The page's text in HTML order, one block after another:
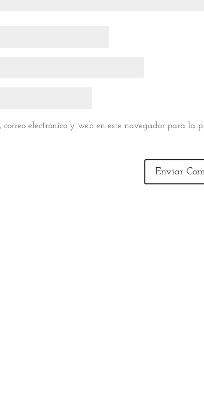
correo electrónico y web en este navegador para la